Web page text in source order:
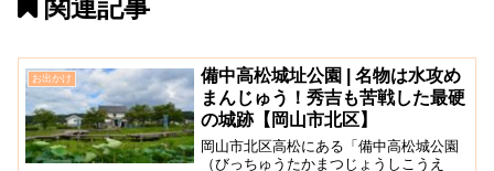
関連記事
お出かけ
備中高松城址公園 | 名物は水攻め
まんじゅう！秀吉も苦戦した最硬
の城跡【岡山市北区】
岡山市北区高松にある「備中高松城公園
（びっちゅうたかまつじょうしこうえ